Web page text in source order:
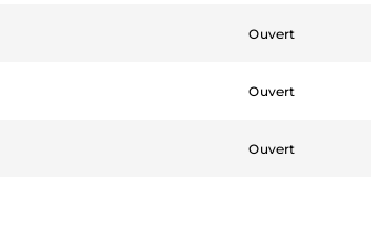
Ouvert
Ouvert
Ouvert